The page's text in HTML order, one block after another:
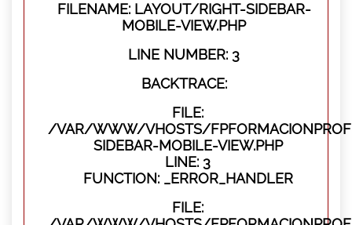
FILENAME: LAYOUT/RIGHT-SIDEBAR-
MOBILE-VIEW.PHP
LINE NUMBER: 3
BACKTRACE:
FILE:
/VAR/WWW/VHOSTS/
SIDEBAR-MOBILE-VIEW.PHP
LINE: 3
FUNCTION: _ERROR_HANDLER
FILE: